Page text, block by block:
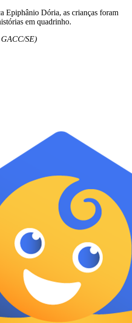
Epiphânio Dória, as crianças foram
em quadrinho.
SE)